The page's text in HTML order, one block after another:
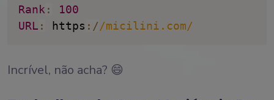
Rank :
100
URL : https : //micilini.com/
Incrível, não acha? 😄